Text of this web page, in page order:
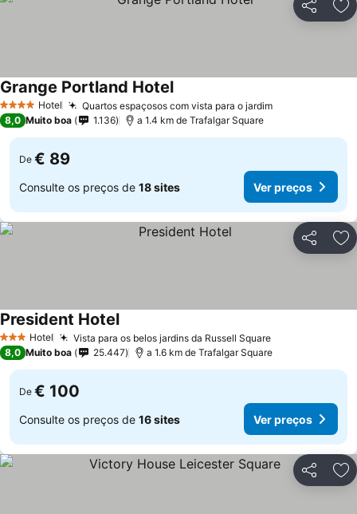
Partilhar
4 EstrelasHotel Quartos espaçosos com vista para o jardimVer preços
Grange Portland HotelVer preços
8,0 Muito boa 1.136 a 1.4 km de Trafalgar Square
De € 89
Consulte os preços de 18 sites Ver preços
Partilhar
3 EstrelasHotel Vista para os belos jardins da Russell SquareVer preços
President HotelVer preços
8,0 Muito boa 25.447 a 1.6 km de Trafalgar Square
De € 100
Consulte os preços de 16 sites Ver preços
Partilhar